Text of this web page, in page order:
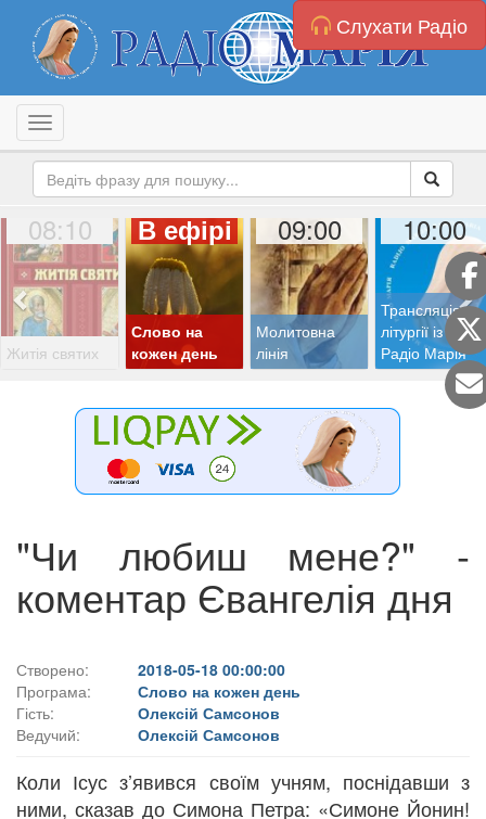
Слухати Радіо
Toggle navigation
08:10
Житія святих
В ефірі
Слово на
кожен день
09:00
Молитовна
лінія
10:00
Трансляція
літургії із студії
Радіо Марія
"Чи любиш мене?" -
коментар Євангелія дня
Створено:
2018-05-18 00:00:00
Програма:
Слово на кожен день
Гість:
Олексій Самсонов
Ведучий:
Олексій Самсонов
Коли Ісус з’явився своїм учням, поснідавши з
ними, сказав до Симона Петра: «Симоне Йонин!